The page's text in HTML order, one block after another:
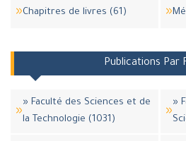
Chapitres de livres (61)
Publications Par
» Faculté des Sciences et de
la Technologie (1031)
»